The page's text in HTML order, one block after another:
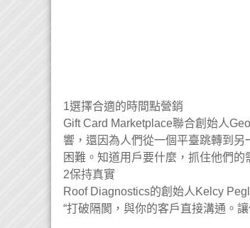
1選擇合適的時間點營銷
Gift Card Marketplace聯合創始人
響，還因為人們從一個平臺跳轉到
困難。知道用戶要什麼，抓住他們的
2保持真實
Roof Diagnostics的創始人Kelcy
“打破隔閡，與你的客戶直接溝通。